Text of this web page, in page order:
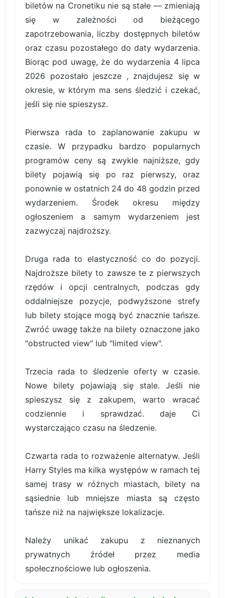
biletów na Cronetiku nie są stałe — zmieniają
się w zależności od bieżącego
zapotrzebowania, liczby dostępnych biletów
oraz czasu pozostałego do daty wydarzenia.
Biorąc pod uwagę, że do wydarzenia 4 lipca
2026 pozostało jeszcze , znajdujesz się w
okresie, w którym ma sens śledzić i czekać,
jeśli się nie spieszysz.
Pierwsza rada to zaplanowanie zakupu w
czasie. W przypadku bardzo popularnych
programów ceny są zwykle najniższe, gdy
bilety pojawią się po raz pierwszy, oraz
ponownie w ostatnich 24 do 48 godzin przed
wydarzeniem. Środek okresu między
ogłoszeniem a samym wydarzeniem jest
zazwyczaj najdroższy.
Druga rada to elastyczność co do pozycji.
Najdroższe bilety to zawsze te z pierwszych
rzędów i opcji centralnych, podczas gdy
oddalniejsze pozycje, podwyższone strefy
lub bilety stojące mogą być znacznie tańsze.
Zwróć uwagę także na bilety oznaczone jako
"obstructed view" lub "limited view".
Trzecia rada to śledzenie oferty w czasie.
Nowe bilety pojawiają się stale. Jeśli nie
spieszysz się z zakupem, warto wracać
codziennie i sprawdzać. daje Ci
wystarczająco czasu na śledzenie.
Czwarta rada to rozważenie alternatyw. Jeśli
Harry Styles ma kilka występów w ramach tej
samej trasy w różnych miastach, bilety na
sąsiednie lub mniejsze miasta są często
tańsze niż na największe lokalizacje.
Należy unikać zakupu z nieznanych
prywatnych źródeł przez media
społecznościowe lub ogłoszenia.